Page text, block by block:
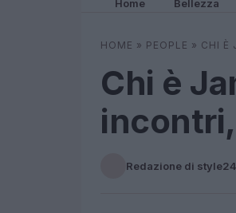
Home Bellezza
HOME » PEOPLE » CHI È
Chi è
Redazione di style24